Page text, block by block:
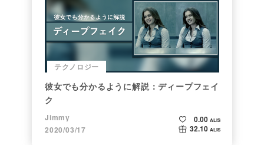
テクノロジー
彼女でも分かるように解説：ディープフェイ
ク
Jimmy
2020/03/17
0.00 ALIS
32.10 ALIS